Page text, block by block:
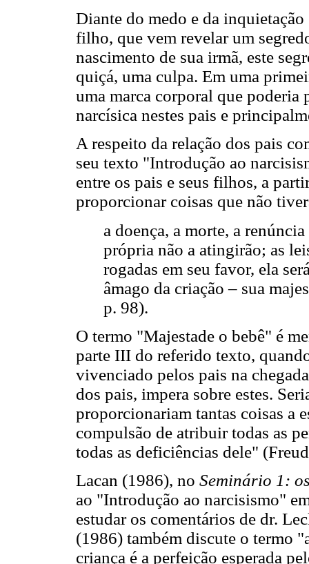
Diante do medo e da
filho, que vem revelar um
nascimento de sua irmã, este
quiçá, uma culpa. Em uma
uma marca corporal que
narcísica nestes pais e
A respeito da relação dos pais
seu texto "Introdução ao
entre os pais e seus filhos, a
proporcionar coisas que não
a doença, a morte, a
própria não a atingirão; as
rogadas em seu favor, ela
âmago da criação – sua
p. 98).
O termo "Majestade o bebê" é
parte III do referido texto,
vivenciado pelos pais na
dos pais, impera sobre estes.
proporcionariam tantas coisas a
compulsão de atribuir todas as
todas as deficiências dele"
Lacan (1986), no Seminário 1:
ao "Introdução ao narcisismo"
estudar os comentários de dr.
(1986) também discute o termo
criança é a perfeição esperada